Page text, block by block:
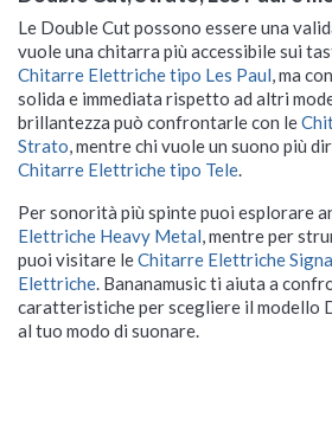
Le Double Cut possono essere una
vuole una chitarra più accessibile sui
Chitarre Elettriche tipo Les Paul, ma
solida e immediata rispetto ad altri
brillantezza può confrontarle con le
Strato, mentre chi vuole un suono più
Chitarre Elettriche tipo Tele.
Per sonorità più spinte puoi esplorare
Elettriche Heavy Metal, mentre per
puoi visitare leChitarre Elettriche
Elettriche. Bananamusic ti aiuta a
caratteristiche per scegliere il modello
al tuo modo di suonare.